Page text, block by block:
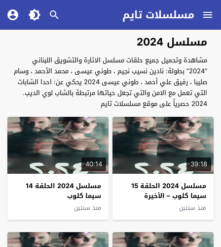
مسلسلات تايم
مسلسل 2024
مشاهدة وتحميل جميع حلقات مسلسل الاثارة والتشويق اللبناني
“2024” بطولة: نادين نسيب نجيم ، طوني عيسى ، محمد الأحمد ، وسام
صليبا ، رفيق علي أحمد ، طوني عيسى 2024 يحكي عن: احدا الشابات
التي تعمل مع الامن والتي تجعل حياتها مرتبطة بالشاب لوي الديب.
2024 حصرياً على موقع مسلسلات تايم
39:18
مسلسل 2024 الحلقة 15
سيما كلوب – الأخيرة
منذ سنتين
40:14
مسلسل 2024 الحلقة 14
سيما كلوب
منذ سنتين